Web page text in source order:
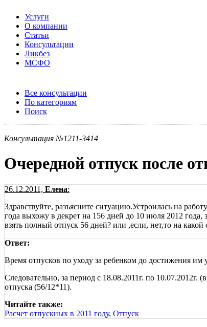
Услуги
О компании
Статьи
Консультации
Ликбез
МСФО
Все консультации
По категориям
Поиск
Консультация №1211-3414
Очередной отпуск после
26.12.2011, Елена:
Здравствуйте, разъясните ситуацию.Устроилась на
года выхожу в декрет на 156 дней до 10 июля 2012 года,
взять полный отпуск 56 дней? или ,если, нет,то на
Ответ:
Время отпусков по уходу за ребенком до достижения
Следовательно, за период с 18.08.2011г. по 10.07.2012г.
отпуска (56/12*11).
Читайте также:
Расчет отпускных в 2011 году, Отпуск